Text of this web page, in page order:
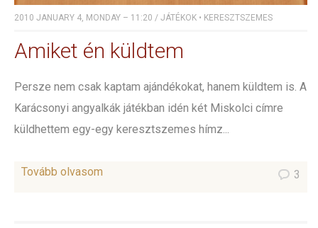
2010 JANUARY 4, MONDAY – 11:20 / JÁTÉKOK • KERESZTSZEMES
Amiket én küldtem
Persze nem csak kaptam ajándékokat, hanem küldtem is. A
Karácsonyi angyalkák játékban idén két Miskolci címre
küldhettem egy-egy keresztszemes hímz...
Tovább olvasom 3